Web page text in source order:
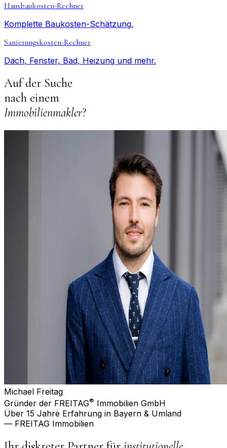
Hausbaukosten-Rechner
Komplette Baukosten-Schätzung.
Sanierungskosten-Rechner
Dach, Fenster, Bad, Heizung und mehr.
Auf der Suche
nach einem
Immobilienmakler?
Michael Freitag
Gründer der FREITAG® Immobilien GmbH
Über 15 Jahre Erfahrung in Bayern & Umland
— FREITAG Immobilien